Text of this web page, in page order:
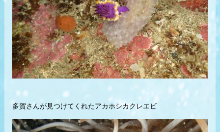
多賀さんが見つけてくれたアカホシカクレエビ